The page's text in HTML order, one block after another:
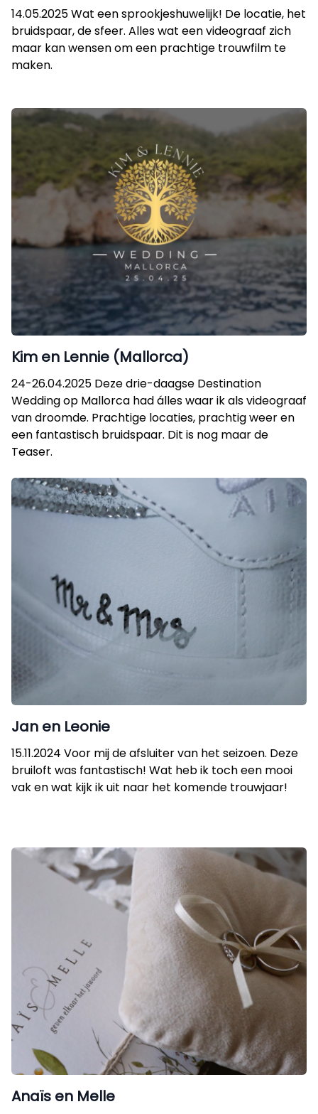
14.05.2025 Wat een sprookjeshuwelijk! De locatie, het
bruidspaar, de sfeer. Alles wat een videograaf zich
maar kan wensen om een prachtige trouwfilm te
maken.
Kim en Lennie (Mallorca)
24-26.04.2025 Deze drie-daagse Destination
Wedding op Mallorca had álles waar ik als videograaf
van droomde. Prachtige locaties, prachtig weer en
een fantastisch bruidspaar. Dit is nog maar de
Teaser.
Jan en Leonie
15.11.2024 Voor mij de afsluiter van het seizoen. Deze
bruiloft was fantastisch! Wat heb ik toch een mooi
vak en wat kijk ik uit naar het komende trouwjaar!
Anaïs en Melle